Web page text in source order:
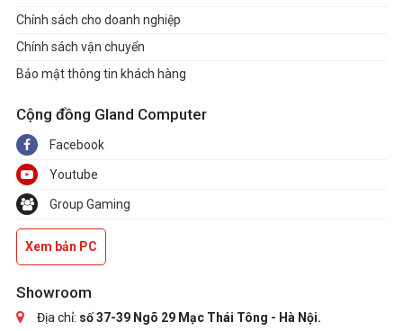
Chính sách cho doanh nghiệp
Chính sách vận chuyển
Bảo mật thông tin khách hàng
Cộng đồng Gland Computer
Facebook
Youtube
Group Gaming
Xem bản PC
Showroom
Địa chỉ: số 37-39 Ngõ 29 Mạc Thái Tông - Hà Nội.